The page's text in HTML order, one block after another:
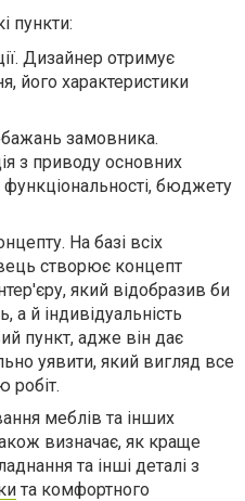
пункти:
Дизайнер отримує
його характеристики
замовника.
з приводу основних
бюджету
На базі всіх
створює концепт
який відобразив би
а й індивідуальність
пункт, адже він дає
уявити, який вигляд все
робіт.
меблів та інших
визначає, як краще
та інші деталі з
та комфортного